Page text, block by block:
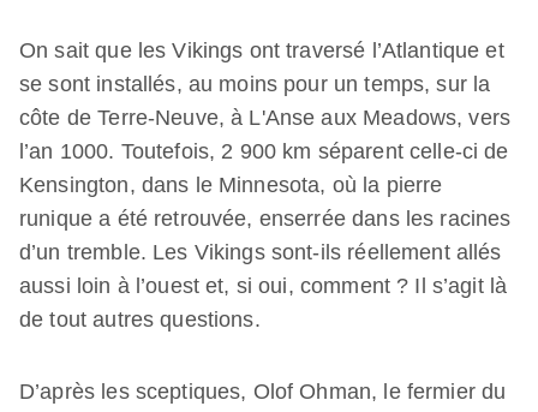
On sait que les Vikings ont traversé l’Atlantique et
se sont installés, au moins pour un temps, sur la
côte de Terre-Neuve, à L'Anse aux Meadows, vers
l’an 1000. Toutefois, 2 900 km séparent celle-ci de
Kensington, dans le Minnesota, où la pierre
runique a été retrouvée, enserrée dans les racines
d’un tremble. Les Vikings sont-ils réellement allés
aussi loin à l’ouest et, si oui, comment ? Il s’agit là
de tout autres questions.
D’après les sceptiques, Olof Ohman, le fermier du